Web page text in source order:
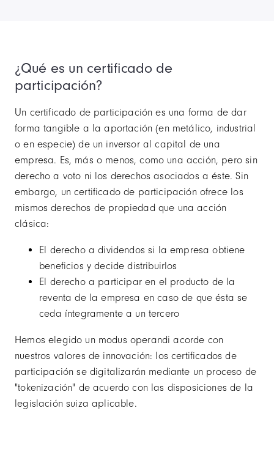
¿Qué es un certificado de
participación?
Un certificado de participación es una forma de dar
forma tangible a la aportación (en metálico, industrial
o en especie) de un inversor al capital de una
empresa. Es, más o menos, como una acción, pero sin
derecho a voto ni los derechos asociados a éste. Sin
embargo, un certificado de participación ofrece los
mismos derechos de propiedad que una acción
clásica:
El derecho a dividendos si la empresa obtiene
beneficios y decide distribuirlos
El derecho a participar en el producto de la
reventa de la empresa en caso de que ésta se
ceda íntegramente a un tercero
Hemos elegido un modus operandi acorde con
nuestros valores de innovación: los certificados de
participación se digitalizarán mediante un proceso de
"tokenización" de acuerdo con las disposiciones de la
legislación suiza aplicable.